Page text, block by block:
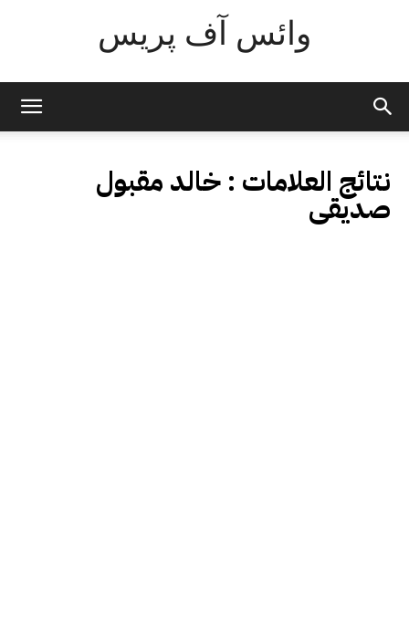
وائس آف پریس
نتائج العلامات : خالد مقبول
صدیقی